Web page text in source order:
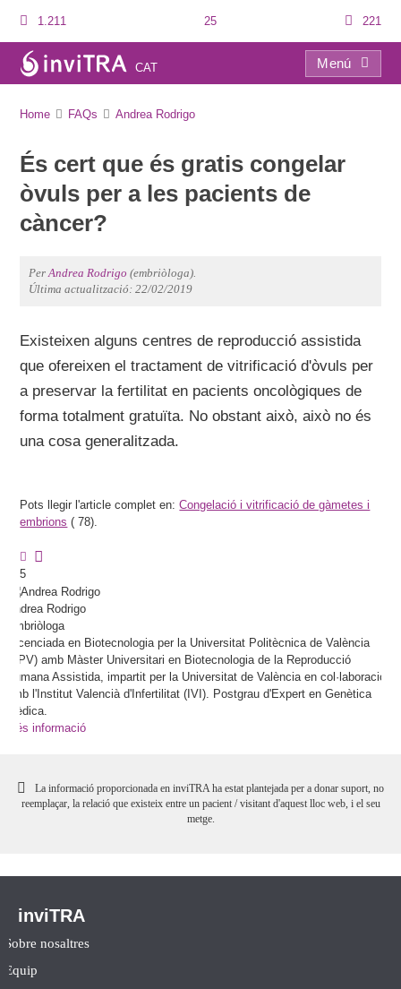
1.211 25 221
CAT
Menú
Home FAQs Andrea Rodrigo
És cert que és gratis congelar
òvuls per a les pacients de
càncer?
PerAndrea Rodrigo (embriòloga).
Última actualització: 22/02/2019
Existeixen alguns centres de reproducció assistida
que ofereixen el tractament de vitrificació d'òvuls per
a preservar la fertilitat en pacients oncològiques de
forma totalment gratuïta. No obstant això, això no és
una cosa generalitzada.
Pots llegir l'article complet en:Congelació i vitrificació de gàmetes i
embrions ( 78).
5
Andrea Rodrigo
Embriòloga
Llicenciada en Biotecnologia per la Universitat Politècnica de València
(UPV) amb Màster Universitari en Biotecnologia de la Reproducció
Humana Assistida, impartit per la Universitat de València en col·laboració
amb l'Institut Valencià d'Infertilitat (IVI). Postgrau d'Expert en Genètica
Mèdica.
Més informació
La informació proporcionada en inviTRA ha estat plantejada per a donar suport, no
reemplaçar, la relació que existeix entre un pacient / visitant d'aquest lloc web, i el seu
metge.
inviTRA
Sobre nosaltres
Equip